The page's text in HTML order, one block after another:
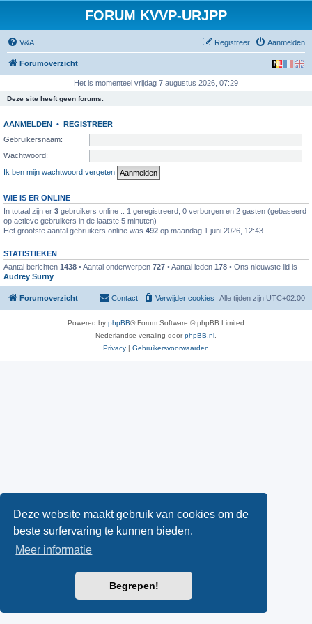
Deze website maakt gebruik van cookies om de
beste surfervaring te kunnen bieden.
Meer informatie
Begrepen!
FORUM KVVP-URJPP
V&A Aanmelden
Registreer
Forumoverzicht
Het is momenteel vrijdag 7 augustus 2026, 07:29
Deze site heeft geen forums.
AANMELDEN • REGISTREER
Gebruikersnaam:
Wachtwoord:
Ik ben mijn wachtwoord vergeten
WIE IS ER ONLINE
In totaal zijn er 3 gebruikers online :: 1 geregistreerd, 0 verborgen en 2 gasten (gebaseerd
op actieve gebruikers in de laatste 5 minuten)
Het grootste aantal gebruikers online was 492 op maandag 1 juni 2026, 12:43
STATISTIEKEN
Aantal berichten 1438 • Aantal onderwerpen 727 • Aantal leden 178 • Ons nieuwste lid is
Audrey Surny
Forumoverzicht Alle tijden zijn UTC+02:00
Verwijder cookies
Contact
Powered by phpBB® Forum Software © phpBB Limited
Nederlandse vertaling doorphpBB.nl
Privacy | Gebruikersvoorwaarden